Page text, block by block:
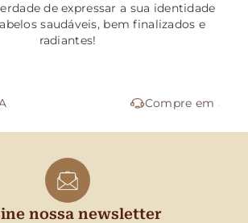
de expressar a sua identidade
saudáveis, bem finalizados e
radiantes!
em até 4x sem juros
nossa newsletter